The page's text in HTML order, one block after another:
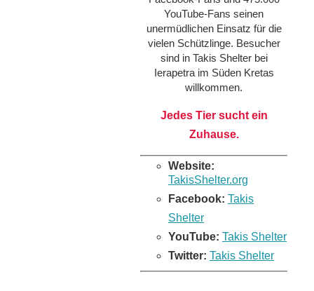
YouTube-Fans seinen
unermüdlichen Einsatz für die
vielen Schützlinge. Besucher
sind in Takis Shelter bei
Ierapetra im Süden Kretas
willkommen.
Jedes Tier sucht ein
Zuhause.
Website:
TakisShelter.org
Facebook: Takis
Shelter
YouTube: Takis Shelter
Twitter: Takis Shelter